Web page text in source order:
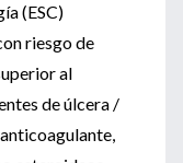
(ESC)
riesgo de
al
de úlcera /